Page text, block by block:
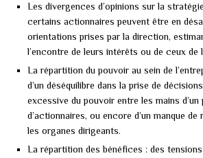
Les divergences d’opinions sur la
certains actionnaires peuvent être en
orientations prises par la direction,
l’encontre de leurs intérêts ou de ceux de
La répartition du pouvoir au sein de
d’un déséquilibre dans la prise de
excessive du pouvoir entre les mains d’un
d’actionnaires, ou encore d’un manque
les organes dirigeants.
La répartition des bénéfices : des